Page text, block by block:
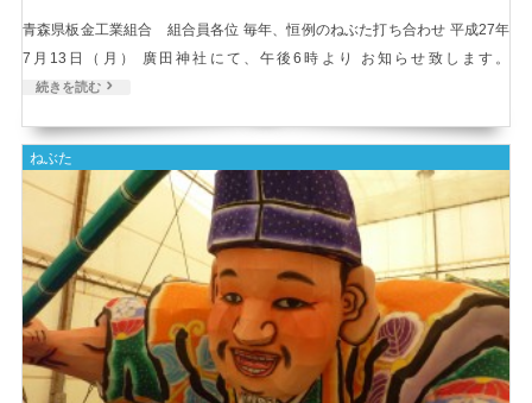
青森県板金工業組合 組合員各位 毎年、恒例のねぶた打ち合わせ 平成27年
7月13日（月） 廣田神社にて、午後6時より お知らせ致します。
続きを読む
ねぶた